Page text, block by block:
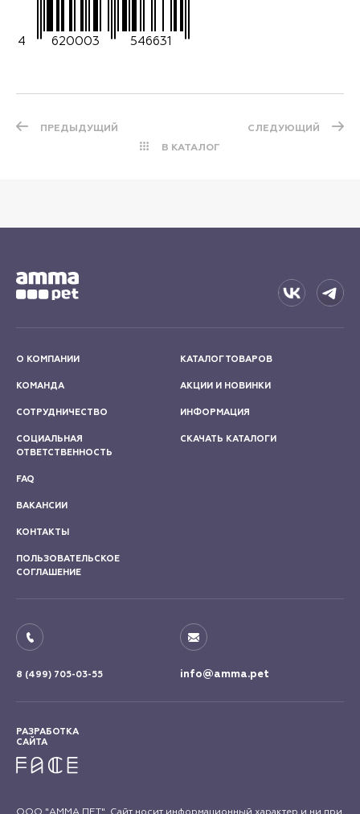
4 620003 546631
ПРЕДЫДУЩИЙ
В КАТАЛОГ
СЛЕДУЮЩИЙ
О КОМПАНИИ
КОМАНДА
СОТРУДНИЧЕСТВО
СОЦИАЛЬНАЯ
ОТВЕТСТВЕННОСТЬ
КАТАЛОГ ТОВАРОВ
АКЦИИ И НОВИНКИ
ИНФОРМАЦИЯ
СКАЧАТЬ КАТАЛОГИ
FAQ
ВАКАНСИИ
КОНТАКТЫ
ПОЛЬЗОВАТЕЛЬСКОЕ
СОГЛАШЕНИЕ
8 (499) 705-03-55 info@amma.pet
РАЗРАБОТКА
САЙТА